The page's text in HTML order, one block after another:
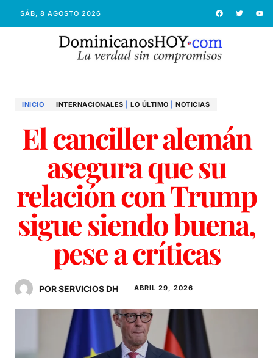
SÁB, 8 AGOSTO 2026
INICIO INTERNACIONALES LO ÚLTIMO NOTICIAS
El canciller alemán
asegura que su
relación con Trump
sigue siendo buena,
pese a críticas
POR SERVICIOS DH ABRIL 29, 2026